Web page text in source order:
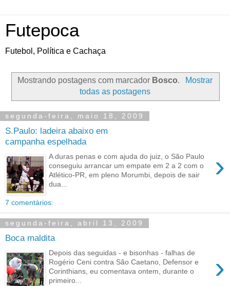
Futepoca
Futebol, Política e Cachaça
Mostrando postagens com marcador Bosco.
Mostrar
todas as postagens
segunda-feira, maio 18, 2009
S.Paulo: ladeira abaixo em
campanha espelhada
›
A duras penas e com ajuda do juiz, o São Paulo
conseguiu arrancar um empate em 2 a 2 com o
Atlético-PR, em pleno Morumbi, depois de sair
dua...
7 comentários:
segunda-feira, abril 13, 2009
Boca maldita
›
Depois das seguidas - e bisonhas - falhas de
Rogério Ceni contra São Caetano, Defensor e
Corinthians, eu comentava ontem, durante o
primeiro...